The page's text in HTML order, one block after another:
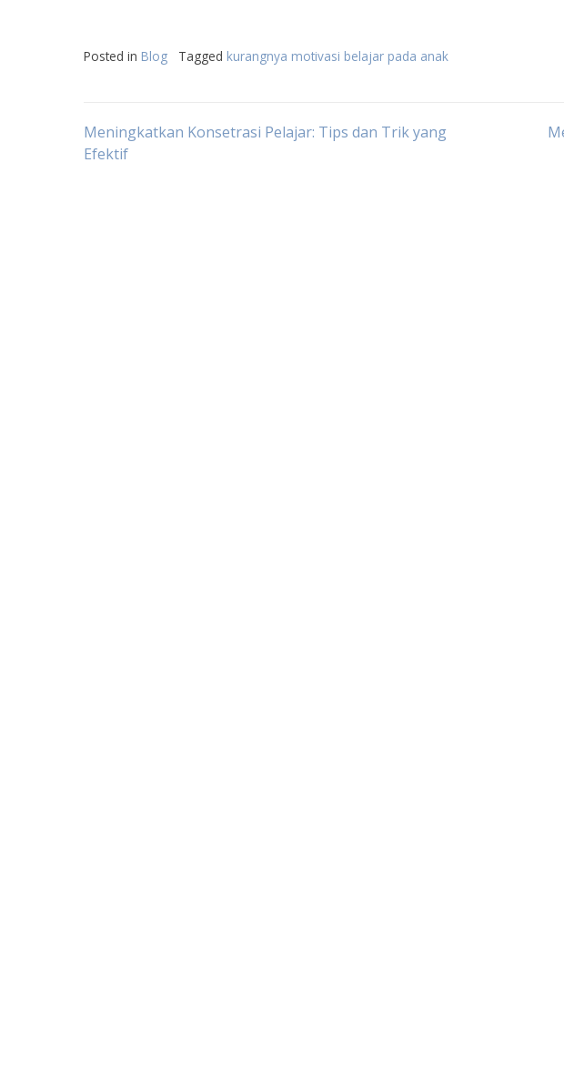
Posted in Blog Tagged kurangnya motivasi belajar pada anak
Post
Meningkatkan Konsetrasi Pelajar: Tips dan Trik yang
Efektif